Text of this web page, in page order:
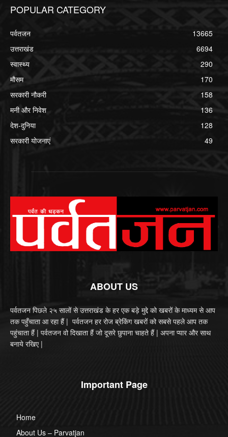
POPULAR CATEGORY
पर्वतजन
13665
उत्तराखंड
6694
स्वास्थ्य
290
मौसम
170
सरकारी नौकरी
158
मनी और निवेश
136
देश-दुनिया
128
सरकारी योजनाएं
49
ABOUT US
पर्वतजन पिछले २५ सालों से उत्तराखंड के हर एक बड़े मुद्दे को खबरों के माध्यम से आप
तक पहुँचाता आ रहा हैं | पर्वतजन हर रोज ब्रेकिंग खबरों को सबसे पहले आप तक
पहुंचाता हैं | पर्वतजन वो दिखाता हैं जो दूसरे छुपाना चाहते हैं | अपना प्यार और साथ
बनाये रखिए |
Important Page
Home
About Us – Parvatjan